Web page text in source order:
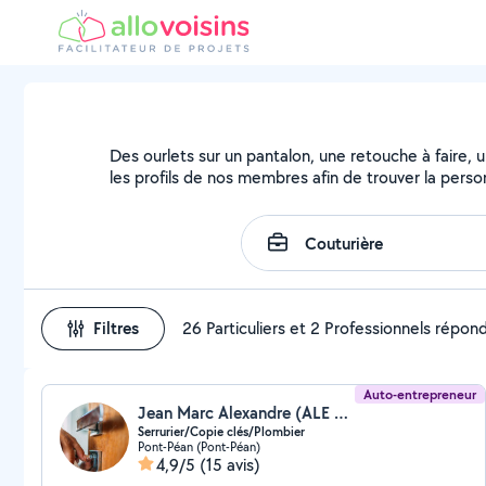
Des ourlets sur un pantalon, une retouche à faire,
les profils de nos membres afin de trouver la
Filtres 26 Particuliers et 2 Professionnels
Auto-entrepreneur
Jean Marc Alexandre (ALE SERRURIER MULTISERVICES)
Serrurier/Copie clés/Plombier
Pont-Péan (Pont-Péan)
4,9/5 (15 avis)